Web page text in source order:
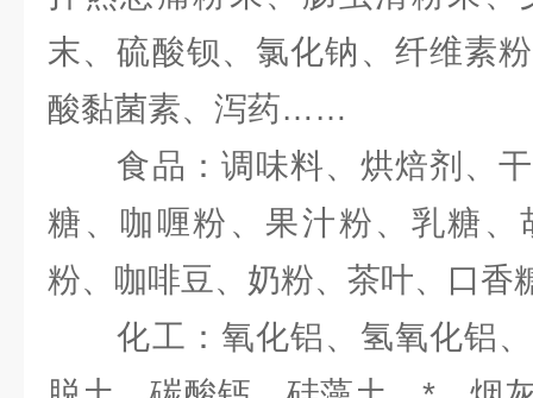
末、硫酸钡、氯化钠、纤维素
酸黏菌素、泻药……
食品：调味料、烘焙剂、干
糖、咖喱粉、果汁粉、乳糖、
粉、咖啡豆、奶粉、茶叶、口
化工：氧化铝、氢氧化铝、